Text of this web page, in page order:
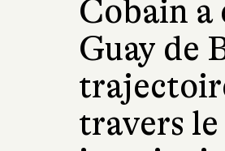
Cobain a
Guay de
travers le